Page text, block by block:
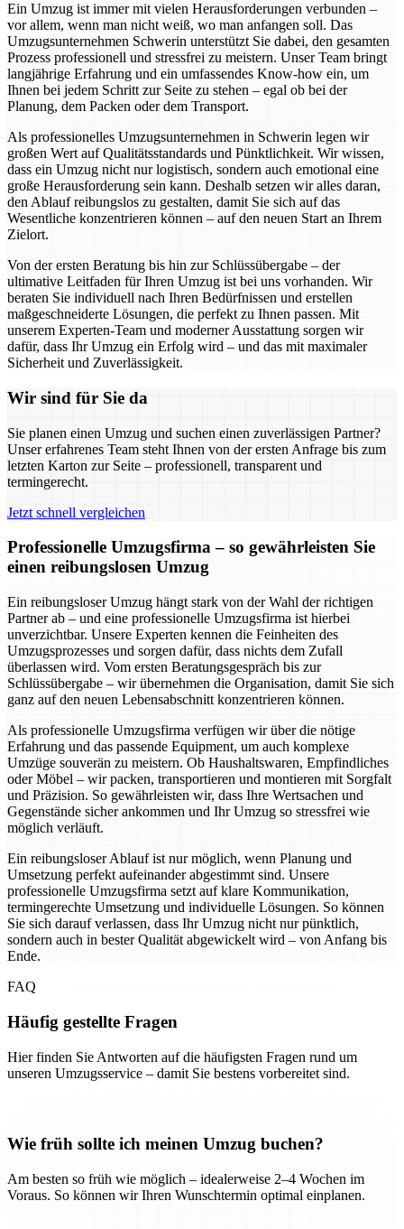
Ein Umzug ist immer mit vielen Herausforderungen verbunden –
vor allem, wenn man nicht weiß, wo man anfangen soll. Das
Umzugsunternehmen Schwerin unterstützt Sie dabei, den gesamten
Prozess professionell und stressfrei zu meistern. Unser Team bringt
langjährige Erfahrung und ein umfassendes Know-how ein, um
Ihnen bei jedem Schritt zur Seite zu stehen – egal ob bei der
Planung, dem Packen oder dem Transport.
Als professionelles Umzugsunternehmen in Schwerin legen wir
großen Wert auf Qualitätsstandards und Pünktlichkeit. Wir wissen,
dass ein Umzug nicht nur logistisch, sondern auch emotional eine
große Herausforderung sein kann. Deshalb setzen wir alles daran,
den Ablauf reibungslos zu gestalten, damit Sie sich auf das
Wesentliche konzentrieren können – auf den neuen Start an Ihrem
Zielort.
Von der ersten Beratung bis hin zur Schlüssübergabe – der
ultimative Leitfaden für Ihren Umzug ist bei uns vorhanden. Wir
beraten Sie individuell nach Ihren Bedürfnissen und erstellen
maßgeschneiderte Lösungen, die perfekt zu Ihnen passen. Mit
unserem Experten-Team und moderner Ausstattung sorgen wir
dafür, dass Ihr Umzug ein Erfolg wird – und das mit maximaler
Sicherheit und Zuverlässigkeit.
Wir sind für Sie da
Sie planen einen Umzug und suchen einen zuverlässigen Partner?
Unser erfahrenes Team steht Ihnen von der ersten Anfrage bis zum
letzten Karton zur Seite – professionell, transparent und
termingerecht.
Jetzt schnell vergleichen
Professionelle Umzugsfirma – so gewährleisten Sie
einen reibungslosen Umzug
Ein reibungsloser Umzug hängt stark von der Wahl der richtigen
Partner ab – und eine professionelle Umzugsfirma ist hierbei
unverzichtbar. Unsere Experten kennen die Feinheiten des
Umzugsprozesses und sorgen dafür, dass nichts dem Zufall
überlassen wird. Vom ersten Beratungsgespräch bis zur
Schlüssübergabe – wir übernehmen die Organisation, damit Sie sich
ganz auf den neuen Lebensabschnitt konzentrieren können.
Als professionelle Umzugsfirma verfügen wir über die nötige
Erfahrung und das passende Equipment, um auch komplexe
Umzüge souverän zu meistern. Ob Haushaltswaren, Empfindliches
oder Möbel – wir packen, transportieren und montieren mit Sorgfalt
und Präzision. So gewährleisten wir, dass Ihre Wertsachen und
Gegenstände sicher ankommen und Ihr Umzug so stressfrei wie
möglich verläuft.
Ein reibungsloser Ablauf ist nur möglich, wenn Planung und
Umsetzung perfekt aufeinander abgestimmt sind. Unsere
professionelle Umzugsfirma setzt auf klare Kommunikation,
termingerechte Umsetzung und individuelle Lösungen. So können
Sie sich darauf verlassen, dass Ihr Umzug nicht nur pünktlich,
sondern auch in bester Qualität abgewickelt wird – von Anfang bis
Ende.
FAQ
Häufig gestellte Fragen
Hier finden Sie Antworten auf die häufigsten Fragen rund um
unseren Umzugsservice – damit Sie bestens vorbereitet sind.
Wie früh sollte ich meinen Umzug buchen?
Am besten so früh wie möglich – idealerweise 2–4 Wochen im
Voraus. So können wir Ihren Wunschtermin optimal einplanen.